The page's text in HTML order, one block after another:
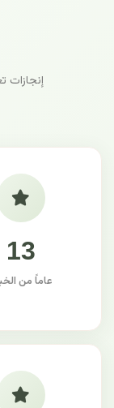
إنجازات
13
عاماً من